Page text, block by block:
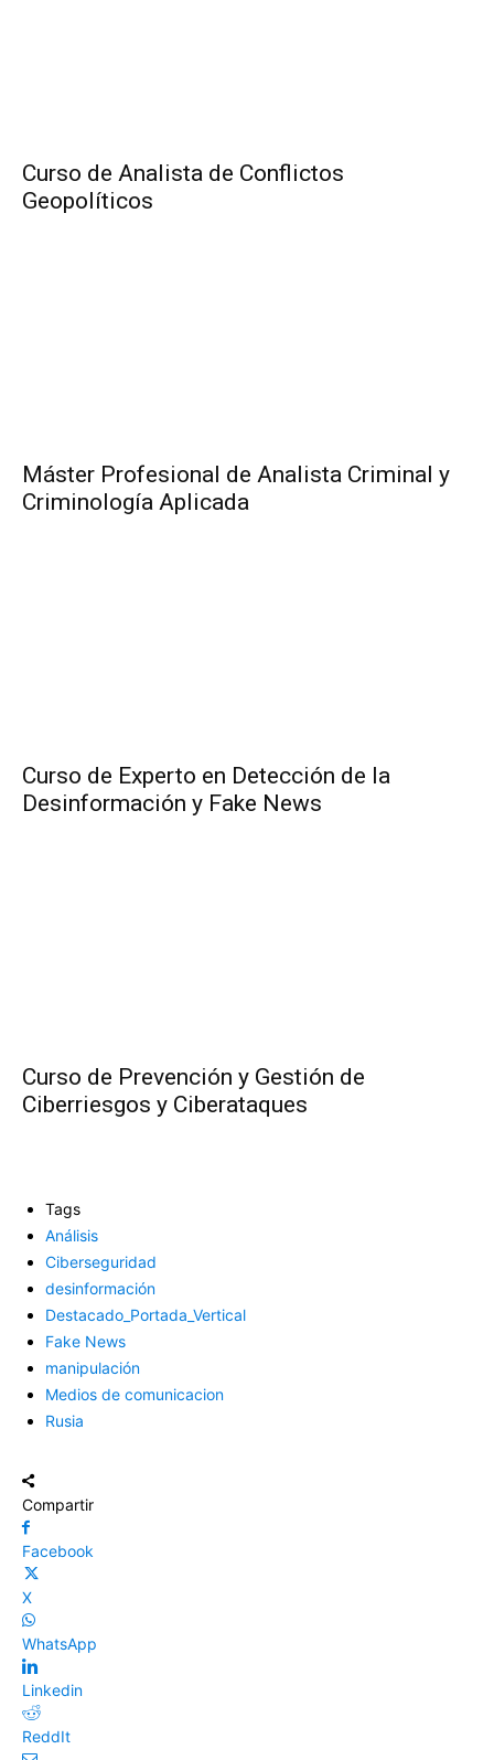
Curso de Analista de Conflictos
Geopolíticos
Máster Profesional de Analista Criminal y
Criminología Aplicada
Curso de Experto en Detección de la
Desinformación y Fake News
Curso de Prevención y Gestión de
Ciberriesgos y Ciberataques
Tags
Análisis
Ciberseguridad
desinformación
Destacado_Portada_Vertical
Fake News
manipulación
Medios de comunicacion
Rusia
Compartir
Facebook
X
WhatsApp
Linkedin
ReddIt